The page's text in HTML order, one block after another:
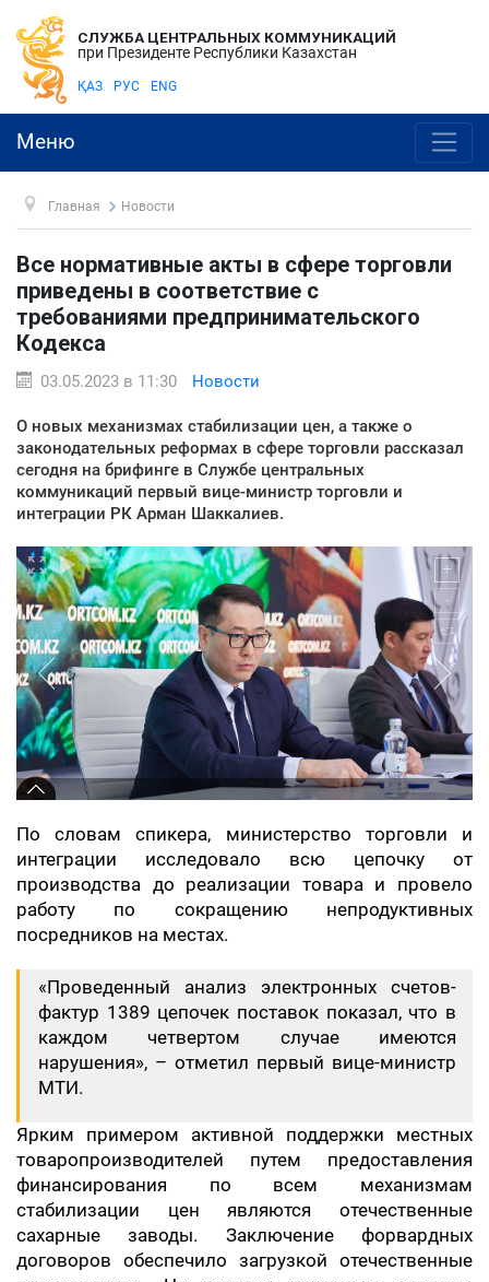
СЛУЖБА ЦЕНТРАЛЬНЫХ КОММУНИКАЦИЙ
при Президенте Республики Казахстан
ҚАЗ РУС ENG
Меню
Главная Новости
Все нормативные акты в сфере торговли
приведены в соответствие с
требованиями предпринимательского
Кодекса
03.05.2023 в 11:30 Новости
О новых механизмах стабилизации цен, а также о
законодательных реформах в сфере торговли рассказал
сегодня на брифинге в Службе центральных
коммуникаций первый вице-министр торговли и
интеграции РК Арман Шаккалиев.
По словам спикера, министерство торговли и
интеграции исследовало всю цепочку от
производства до реализации товара и провело
работу по сокращению непродуктивных
посредников на местах.
«Проведенный анализ электронных счетов-
фактур 1389 цепочек поставок показал, что в
каждом четвертом случае имеются
нарушения», – отметил первый вице-министр
МТИ.
Ярким примером активной поддержки местных
товаропроизводителей путем предоставления
финансирования по всем механизмам
стабилизации цен являются отечественные
сахарные заводы. Заключение форвардных
договоров обеспечило загрузкой отечественные